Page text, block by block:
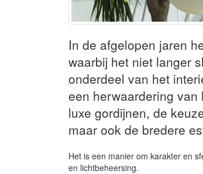
In de afgelopen jaren
waarbij het niet langer
onderdeel van het
een herwaardering
luxe gordijnen, de
maar ook de bredere
Het is een manier om karakter en
en lichtbeheersing.